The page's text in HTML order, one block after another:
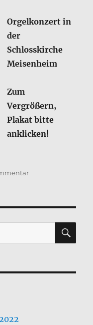
Orgelkonzert in
der
Schlosskirche
Meisenheim
Zum
Vergrößern,
Plakat bitte
anklicken!